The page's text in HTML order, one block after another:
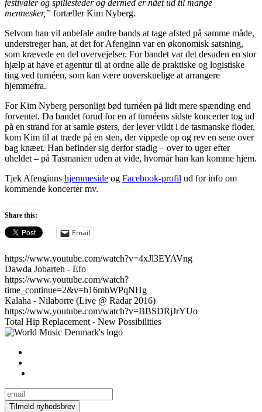
festivaler og spillesteder og dermed er nået ud til mange
mennesker,” fortæller Kim Nyberg.
Selvom han vil anbefale andre bands at tage afsted på samme måde,
understreger han, at det for Afenginn var en økonomisk satsning,
som krævede en del overvejelser. For bandet var det desuden en stor
hjælp at have et agentur til at ordne alle de praktiske og logistiske
ting ved turnéen, som kan være uoverskuelige at arrangere
hjemmefra.
For Kim Nyberg personligt bød turnéen på lidt mere spænding end
forventet. Da bandet forud for en af turnéens sidste koncerter tog ud
på en strand for at samle østers, der lever vildt i de tasmanske floder,
kom Kim til at træde på en sten, der vippede op og rev en sene over
bag knæet. Han befinder sig derfor stadig – over to uger efter
uheldet – på Tasmanien uden at vide, hvornår han kan komme hjem.
Tjek Afenginns hjemmeside og Facebook-profil ud for info om
kommende koncerter mv.
Share this:
Email
https://www.youtube.com/watch?v=4xJl3EYAVng
Dawda Jobarteh - Efo
https://www.youtube.com/watch?
time_continue=2&v=h16mhWPqNHg
Kalaha - Nilaborre (Live @ Radar 2016)
https://www.youtube.com/watch?v=BBSDRjJrYUo
Total Hip Replacement - New Possibilities